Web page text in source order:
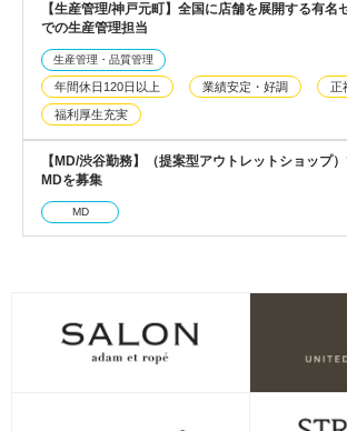
【生産管理/神戸元町】全国に店舗を展開する有名
での生産管理担当
生産管理・品質管理
年間休日120日以上 業績安定・好調 正
福利厚生充実
【MD/渋谷勤務】（提案型アウトレットショップ
MDを募集
MD